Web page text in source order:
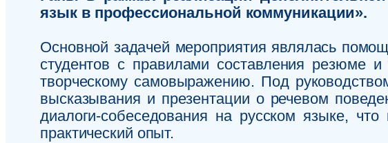
язык в профессиональной коммуникации».
Основной задачей мероприятия являлась
студентов с правилами составления резюме
творческому самовыражению. Под
высказывания и презентации о речевом
диалоги-собеседования на русском языке,
практический опыт.